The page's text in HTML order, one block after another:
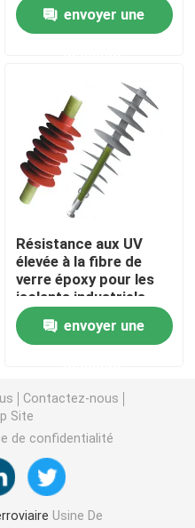
caténaire
pas 1 mm
envoyer une
Résistance aux UV
élevée à la fibre de
verre époxy pour les
isolants industriels
composites
envoyer une
Contactez-nous
Site
de confidentialité
Usine De